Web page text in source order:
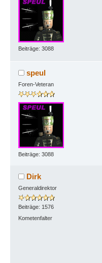
Beiträge: 3088
speul
Foren-Veteran
Beiträge: 3088
Dirk
Generaldirektor
Beiträge: 1576
Kometenfalter